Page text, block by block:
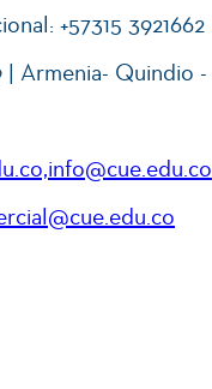
+57315 3921662
| Armenia- Quindio -